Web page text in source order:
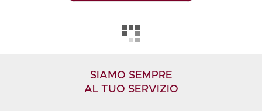
SIAMO SEMPRE
AL TUO SERVIZIO